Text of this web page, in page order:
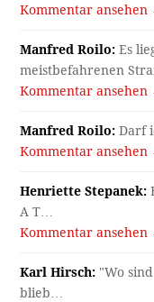
Kommentar ansehen
Manfred Roilo: Es
meistbefahrenen
Kommentar ansehen
Manfred Roilo: Darf
Kommentar ansehen
Henriette Stepanek:
A T…
Kommentar ansehen
Karl Hirsch: "Wo
blieb…